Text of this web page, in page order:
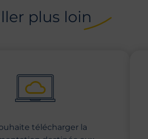
plus loin
télécharger la